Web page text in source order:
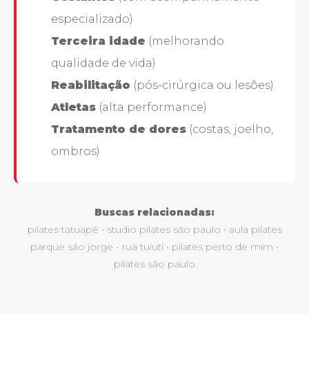
especializado)
Terceira idade (melhorando
qualidade de vida)
Reabilitação (pós-cirúrgica ou lesões)
Atletas (alta performance)
Tratamento de dores (costas, joelho,
ombros)
Buscas relacionadas:
pilates tatuapé • studio pilates são paulo • aula pilates
parque são jorge - rua tuiuti • pilates perto de mim •
pilates são paulo